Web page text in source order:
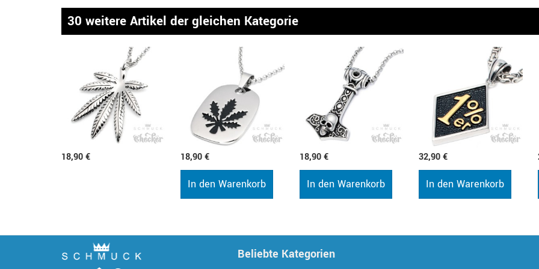
30 weitere Artikel der gleichen Kategorie
18,90 € 18,90 €
In den Warenkorb
18,90 €
In den Warenkorb
32,90 €
In den Warenkorb
Beliebte Kategorien